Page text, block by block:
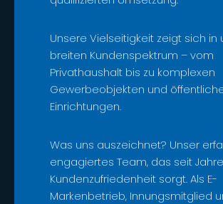
Unsere Vielseitigkeit zeigt sich in
breiten Kundenspektrum – vom
Privathaushalt bis zu komplexen
Gewerbeobjekten und
Einrichtungen.
Was uns auszeichnet? Unser
engagiertes Team, das seit
Kundenzufriedenheit sorgt. Als E-
Markenbetrieb, Innungsmitglied